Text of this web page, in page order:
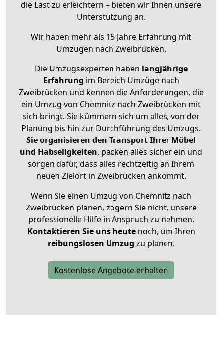
die Last zu erleichtern – bieten wir Ihnen unsere
Unterstützung an.
Wir haben mehr als 15 Jahre Erfahrung mit
Umzügen nach Zweibrücken.
Die Umzugsexperten haben langjährige
Erfahrung im Bereich Umzüge nach
Zweibrücken und kennen die Anforderungen, die
ein Umzug von Chemnitz nach Zweibrücken mit
sich bringt. Sie kümmern sich um alles, von der
Planung bis hin zur Durchführung des Umzugs.
Sie organisieren den Transport Ihrer Möbel
und Habseligkeiten, packen alles sicher ein und
sorgen dafür, dass alles rechtzeitig an Ihrem
neuen Zielort in Zweibrücken ankommt.
Wenn Sie einen Umzug von Chemnitz nach
Zweibrücken planen, zögern Sie nicht, unsere
professionelle Hilfe in Anspruch zu nehmen.
Kontaktieren Sie uns heutenoch, um Ihren
reibungslosen Umzug zu planen.
Kostenlose Angebote erhalten